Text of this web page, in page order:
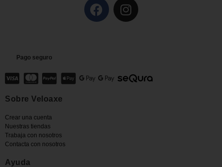
Pago seguro
Sobre Veloaxe
Crear una cuenta
Nuestras tiendas
Trabaja con nosotros
Contacta con nosotros
Ayuda